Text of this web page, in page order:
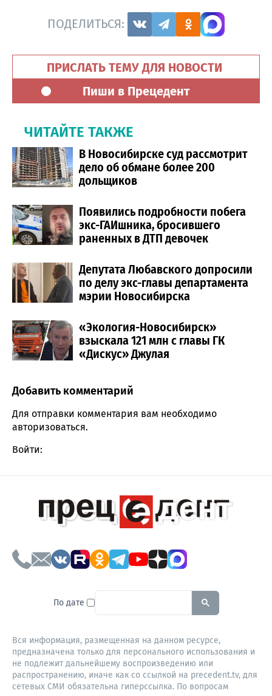
ПОДЕЛИТЬСЯ:
ПРИСЛАТЬ ТЕМУ ДЛЯ НОВОСТИ
Пиши в Прецедент
ЧИТАЙТЕ ТАКЖЕ
В Новосибирске суд рассмотрит
дело об обмане более 200
дольщиков
Появились подробности побега
экс-ГАИшника, бросившего
раненных в ДТП девочек
Депутата Любавского допросили
по делу экс-главы департамента
мэрии Новосибирска
«Экология-Новосибирск»
взыскала 121 млн с главы ГК
«Дискус» Джулая
Comment section
Добавить комментарий
Для отправки комментария вам необходимо
авторизоваться.
Войти:
По дате To search this site, enter a
Вся информация, размещенная на данном ресурсе,
предназначена только для персонального использования и
не подлежит дальнейшему воспроизведению или
распространению, иначе как со ссылкой на precedent.tv, для
сетевых СМИ обязательна гиперссылка. По вопросам